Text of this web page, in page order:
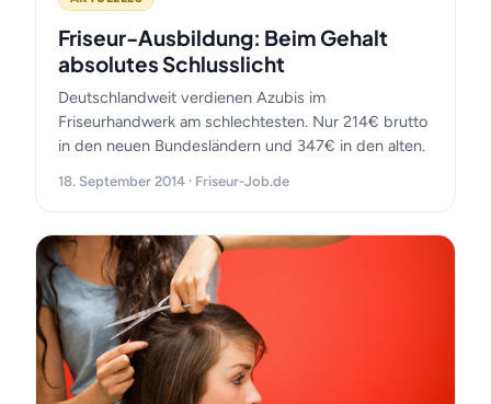
Friseur-Ausbildung: Beim Gehalt
absolutes Schlusslicht
Deutschlandweit verdienen Azubis im
Friseurhandwerk am schlechtesten. Nur 214€ brutto
in den neuen Bundesländern und 347€ in den alten.
18. September 2014 · Friseur-Job.de